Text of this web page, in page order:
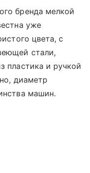
бренда мелкой
уже
цвета, с
стали,
пластика и ручкой
диаметр
машин.